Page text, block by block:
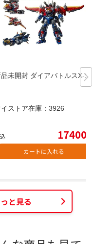
品未開封 ダイアバトルスX-1
ストア在庫： 3926
17400
カートに入れる
と見る